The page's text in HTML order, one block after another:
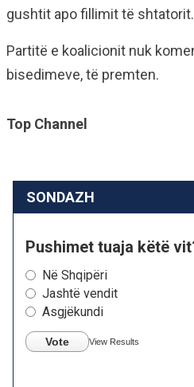
gushtit apo fillimit të shtatorit.
Partitë e koalicionit nuk
bisedimeve, të premten.
Top Channel
SONDAZH
Pushimet tuaja këtë
Në Shqipëri
Jashtë vendit
Asgjëkundi
Vote View Results